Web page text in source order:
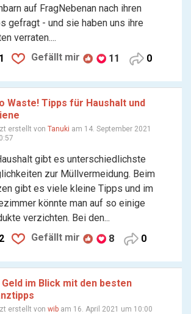
auf FragNebenan nach ihren
gefragt - und sie haben uns ihre
verraten....
1
Gefällt mir 11 0
Waste! Tipps für Haushalt und
erstellt von Tanuki am 14. September 2021
gibt es unterschiedlichste
zur Müllvermeidung. Beim
gibt es viele kleine Tipps und im
könnte man auf so einige
verzichten. Bei den...
2
Gefällt mir 8 0
Geld im Blick mit den besten
erstellt von wib am 16. April 2021 um 10:00